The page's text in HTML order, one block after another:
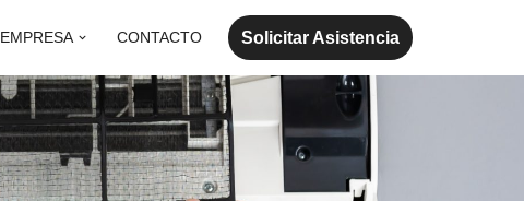
EMPRESA CONTACTO Solicitar Asistencia